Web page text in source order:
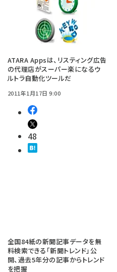
ATARA Appsは、リスティング広告
の代理店がスーパー楽になるウ
ルトラ自動化ツールだ
2011年1月17日 9:00
48
全国84紙の新聞記事データを無
料検索できる「新聞トレンド」公
開、過去5年分の記事からトレンド
を把握